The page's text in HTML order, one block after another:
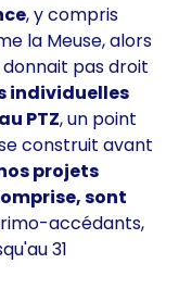
, y compris
la Meuse, alors
pas droit
individuelles
PTZ, un point
construit avant
projets
sont
accédants,
31